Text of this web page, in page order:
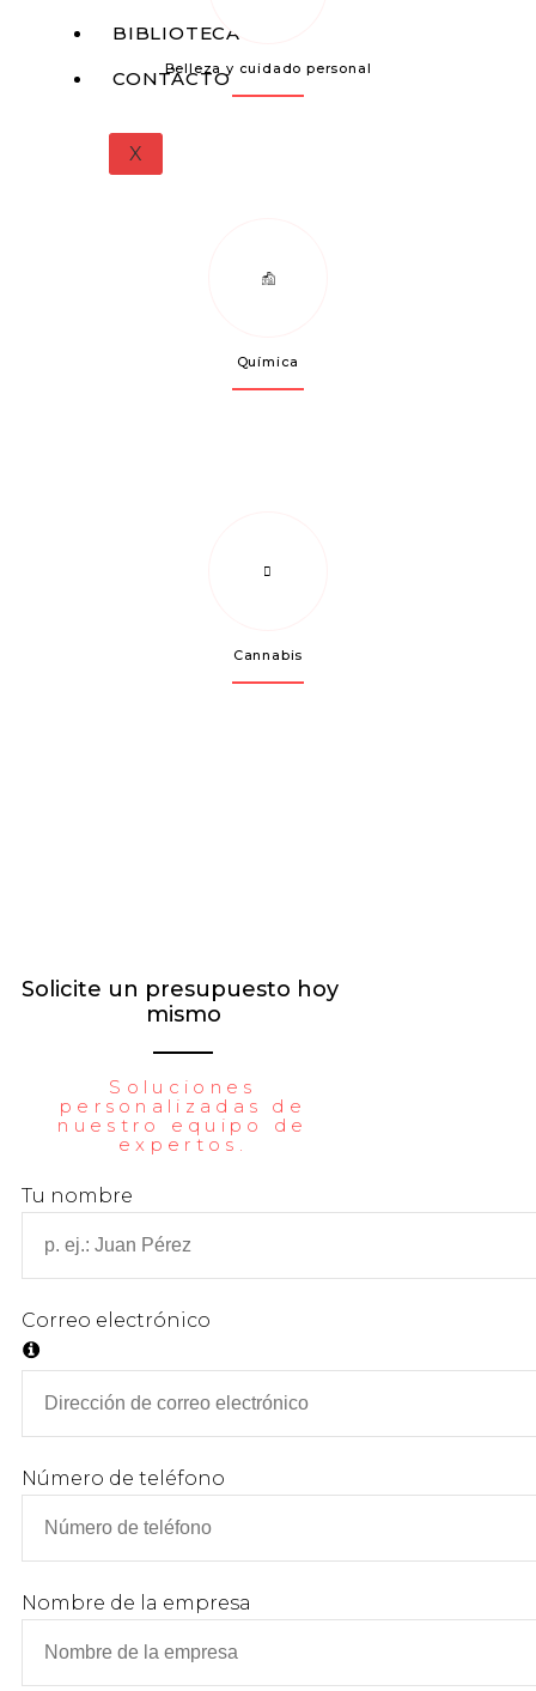
BIBLIOTECA
CONTACTO
X
Belleza y cuidado personal
Química
Cannabis
Solicite un presupuesto hoy
mismo
Soluciones
personalizadas de
nuestro equipo de
expertos.
Tu nombre
Correo electrónico
Número de teléfono
Nombre de la empresa